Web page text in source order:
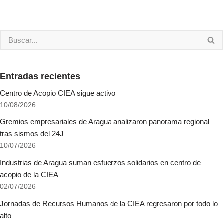
Entradas recientes
Centro de Acopio CIEA sigue activo
10/08/2026
Gremios empresariales de Aragua analizaron panorama regional
tras sismos del 24J
10/07/2026
Industrias de Aragua suman esfuerzos solidarios en centro de
acopio de la CIEA
02/07/2026
Jornadas de Recursos Humanos de la CIEA regresaron por todo lo
alto